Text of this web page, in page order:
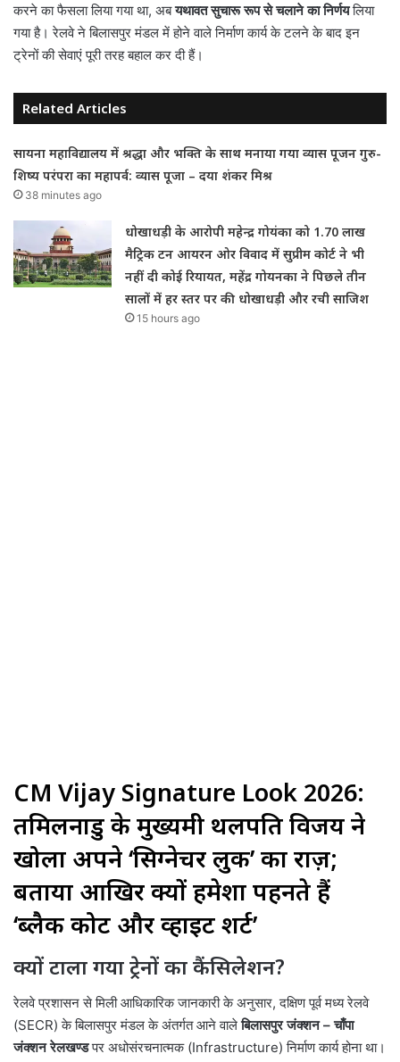
करने का फैसला लिया गया था, अबयथावत सुचारू रूप से चलाने का निर्णयलिया
गया है। रेलवे ने बिलासपुर मंडल में होने वाले निर्माण कार्य के टलने के बाद इन
ट्रेनों की सेवाएं पूरी तरह बहाल कर दी हैं।
Related Articles
सायना महाविद्यालय में श्रद्धा और भक्ति के साथ मनाया गया व्यास पूजन गुरु-
शिष्य परंपरा का महापर्व: व्यास पूजा – दया शंकर मिश्र
38 minutes ago
धोखाधड़ी के आरोपी महेन्द्र गोयंका को 1.70 लाख
मैट्रिक टन आयरन ओर विवाद में सुप्रीम कोर्ट ने भी
नहीं दी कोई रियायत, महेंद्र गोयनका ने पिछले तीन
सालों में हर स्तर पर की धोखाधड़ी और रची साजिश
15 hours ago
CM Vijay Signature Look 2026:
तमिलनाडु के मुख्यमंत्री थलपति विजय ने
खोला अपने ‘सिग्नेचर लुक’ का राज़;
बताया आखिर क्यों हमेशा पहनते हैं
‘ब्लैक कोट और व्हाइट शर्ट’
क्यों टाला गया ट्रेनों का कैंसिलेशन?
रेलवे प्रशासन से मिली आधिकारिक जानकारी के अनुसार, दक्षिण पूर्व मध्य रेलवे
(SECR) के बिलासपुर मंडल के अंतर्गत आने वालेबिलासपुर जंक्शन – चाँपा
जंक्शन रेलखण्डपर अधोसंरचनात्मक (Infrastructure) निर्माण कार्य होना था।